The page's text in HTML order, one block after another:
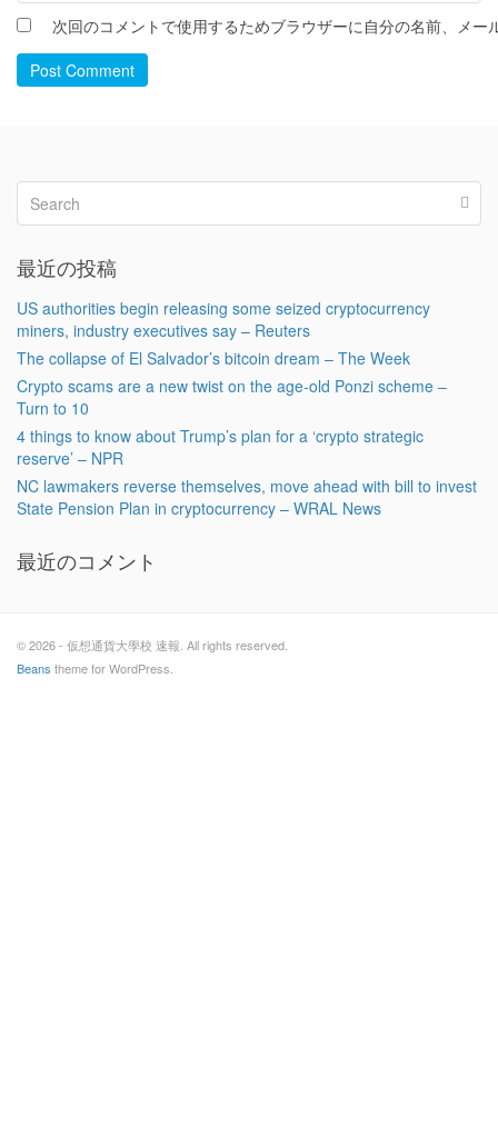
次回のコメントで使用するためブラウザーに自分の名前、メー
Post Comment
最近の投稿
US authorities begin releasing some seized cryptocurrency
miners, industry executives say – Reuters
The collapse of El Salvador’s bitcoin dream – The Week
Crypto scams are a new twist on the age-old Ponzi scheme –
Turn to 10
4 things to know about Trump’s plan for a ‘crypto strategic
reserve’ – NPR
NC lawmakers reverse themselves, move ahead with bill to invest
State Pension Plan in cryptocurrency – WRAL News
最近のコメント
© 2026 - 仮想通貨大學校 速報. All rights reserved.
Beans theme for WordPress.